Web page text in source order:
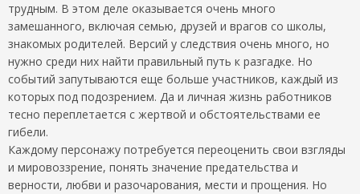
трудным. В этом деле оказывается очень много
замешанного, включая семью, друзей и врагов со школы,
знакомых родителей. Версий у следствия очень много, но
нужно среди них найти правильный путь к разгадке. Но
событий запутываются еще больше участников, каждый из
которых под подозрением. Да и личная жизнь работников
тесно переплетается с жертвой и обстоятельствами ее
гибели.
Каждому персонажу потребуется переоценить свои взгляды
и мировоззрение, понять значение предательства и
верности, любви и разочарования, мести и прощения. Но